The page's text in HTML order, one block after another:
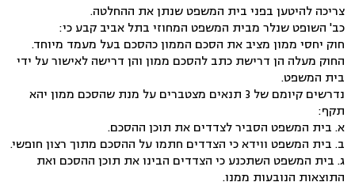
צריכה להיטען בפני בית המשפט שנתן את ההחלטה.
כב' השופט שנלר מבית המשפט המחוזי בתל אביב קבע כי:
חוק יחסי ממון מציב את הסכם הממון כהסכם בעל מעמד מיוחד.
החוק מעלה הן דרישת כתב להסכם ממון והן דרישה לאישור על ידי
בית המשפט.
נדרשים קיומם של 3 תנאים מצטברים על מנת שהסכם ממון יהא
תקף:
א. בית המשפט הסביר לצדדים את תוכן ההסכם.
ב. בית המשפט ווידא כי הצדדים חתמו על ההסכם מתוך רצון חופשי.
ג. בית המשפט השתכנע כי הצדדים הבינו את תוכן ההסכם ואת
התוצאות הנובעות ממנו.